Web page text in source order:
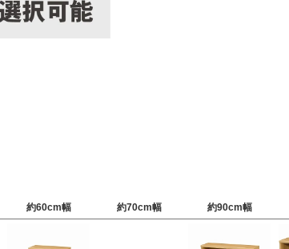
約60cm幅 約70cm幅 約90cm幅